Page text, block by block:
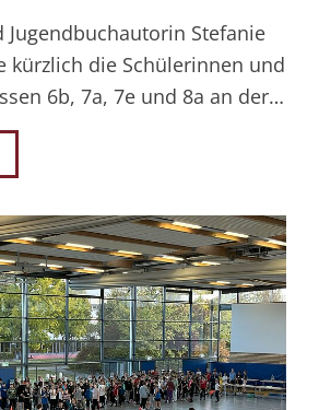
Jugendbuchautorin Stefanie
kürzlich die Schülerinnen und
6b, 7a, 7e und 8a an der…